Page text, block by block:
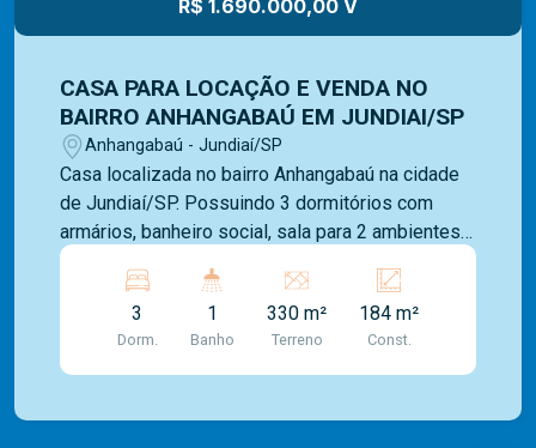
R$ 1.690.000,00 V
CASA PARA LOCAÇÃO E VENDA NO
BAIRRO ANHANGABAÚ EM JUNDIAI/SP
Anhangabaú - Jundiaí/SP
Casa localizada no bairro Anhangabaú na cidade
de Jundiaí/SP. Possuindo 3 dormitórios com
armários, banheiro social, sala para 2 ambientes
em piso frio, escritório, cozinha com armários,
banheiro de serviço, dormitório de empregada,
área de serviço e quarto de despejo. Somos uma
imobiliária com mais de 40 anos de mercado.
Com uma vasta experiência na administração de
3
Dorm.
1
Banho
330 m²
Terreno
184 m²
Const.